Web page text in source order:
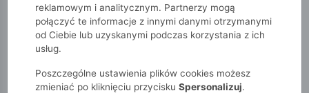
51015kids
Dziewczynki 2-7 lat
Bluza rozpinana na guziczki z serduszkami
reklamowym i analitycznym. Partnerzy mogą
połączyć te informacje z innymi danymi otrzymanymi
od Ciebie lub uzyskanymi podczas korzystania z ich
usług.
Poszczególne ustawienia plików cookies możesz
zmieniać po kliknięciu przycisku Spersonalizuj.